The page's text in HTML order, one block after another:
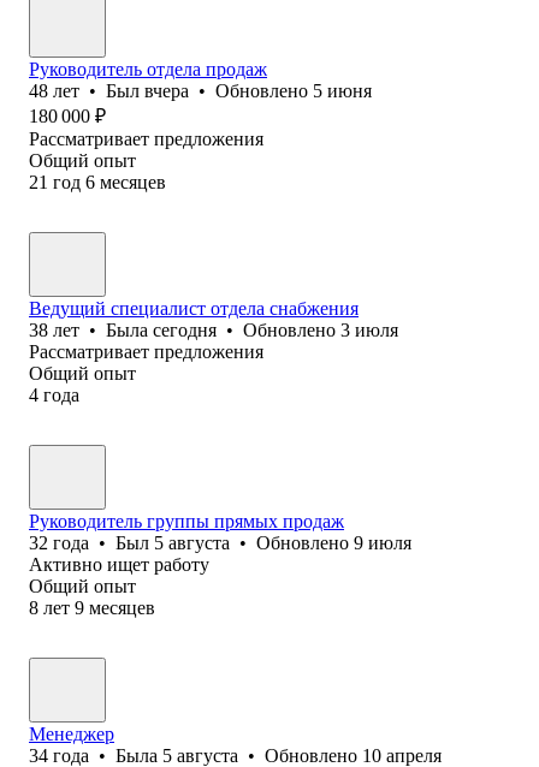
Руководитель отдела продаж
48 лет • Был вчера • Обновлено 5 июня
180 000 ₽
Рассматривает предложения
Общий опыт
21 год 6 месяцев
Ведущий специалист отдела снабжения
38 лет • Была сегодня • Обновлено 3 июля
Рассматривает предложения
Общий опыт
4 года
Руководитель группы прямых продаж
32 года • Был 5 августа • Обновлено 9 июля
Активно ищет работу
Общий опыт
8 лет 9 месяцев
Менеджер
34 года • Была 5 августа • Обновлено 10 апреля